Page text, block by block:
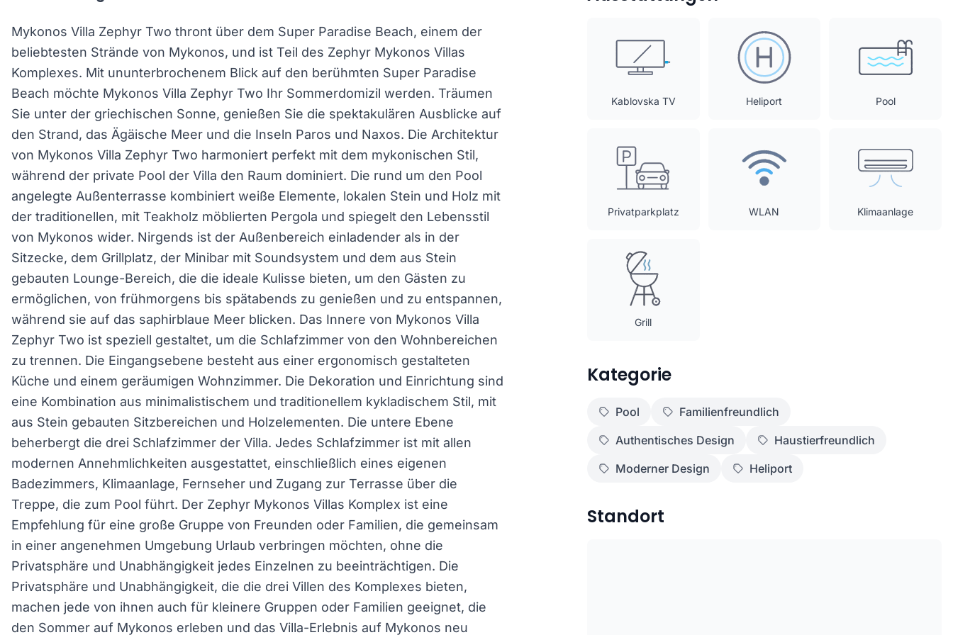
Mykonos Villa Zephyr Two thront über dem Super Paradise Beach, einem der
beliebtesten Strände von Mykonos, und ist Teil des Zephyr Mykonos Villas
Komplexes. Mit ununterbrochenem Blick auf den berühmten Super Paradise
Beach möchte Mykonos Villa Zephyr Two Ihr Sommerdomizil werden. Träumen
Sie unter der griechischen Sonne, genießen Sie die spektakulären Ausblicke auf
den Strand, das Ägäische Meer und die Inseln Paros und Naxos. Die Architektur
von Mykonos Villa Zephyr Two harmoniert perfekt mit dem mykonischen Stil,
während der private Pool der Villa den Raum dominiert. Die rund um den Pool
angelegte Außenterrasse kombiniert weiße Elemente, lokalen Stein und Holz mit
der traditionellen, mit Teakholz möblierten Pergola und spiegelt den Lebensstil
von Mykonos wider. Nirgends ist der Außenbereich einladender als in der
Sitzecke, dem Grillplatz, der Minibar mit Soundsystem und dem aus Stein
gebauten Lounge-Bereich, die die ideale Kulisse bieten, um den Gästen zu
ermöglichen, von frühmorgens bis spätabends zu genießen und zu entspannen,
während sie auf das saphirblaue Meer blicken. Das Innere von Mykonos Villa
Zephyr Two ist speziell gestaltet, um die Schlafzimmer von den Wohnbereichen
zu trennen. Die Eingangsebene besteht aus einer ergonomisch gestalteten
Küche und einem geräumigen Wohnzimmer. Die Dekoration und Einrichtung sind
eine Kombination aus minimalistischem und traditionellem kykladischem Stil, mit
aus Stein gebauten Sitzbereichen und Holzelementen. Die untere Ebene
beherbergt die drei Schlafzimmer der Villa. Jedes Schlafzimmer ist mit allen
modernen Annehmlichkeiten ausgestattet, einschließlich eines eigenen
Badezimmers, Klimaanlage, Fernseher und Zugang zur Terrasse über die
Treppe, die zum Pool führt. Der Zephyr Mykonos Villas Komplex ist eine
Empfehlung für eine große Gruppe von Freunden oder Familien, die gemeinsam
in einer angenehmen Umgebung Urlaub verbringen möchten, ohne die
Privatsphäre und Unabhängigkeit jedes Einzelnen zu beeinträchtigen. Die
Privatsphäre und Unabhängigkeit, die die drei Villen des Komplexes bieten,
machen jede von ihnen auch für kleinere Gruppen oder Familien geeignet, die
den Sommer auf Mykonos erleben und das Villa-Erlebnis auf Mykonos neu
Kablovska TV Heliport Pool
Privatparkplatz WLAN Klimaanlage
Grill
Kategorie
Pool
Familienfreundlich
Authentisches Design
Haustierfreundlich
Moderner Design
Heliport
Standort